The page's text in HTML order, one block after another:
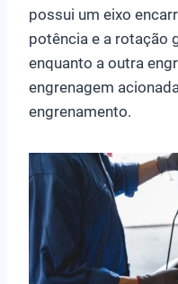
possui um eixo
potência e a rotação
enquanto a outra
engrenagem
engrenamento.